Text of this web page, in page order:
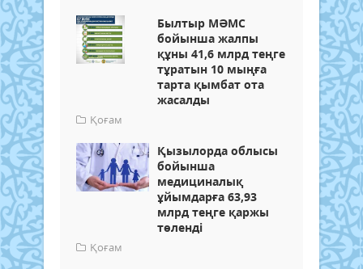
Былтыр МӘМС
бойынша жалпы
құны 41,6 млрд теңге
тұратын 10 мыңға
тарта қымбат ота
жасалды
Қоғам
Қызылорда облысы
бойынша
медициналық
ұйымдарға 63,93
млрд теңге қаржы
төленді
Қоғам